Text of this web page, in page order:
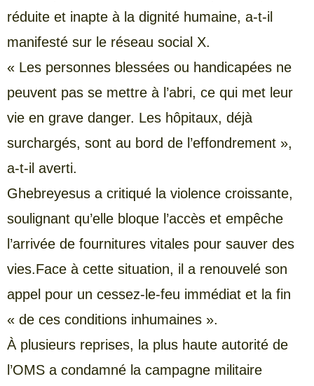
réduite et inapte à la dignité humaine, a-t-il
manifesté sur le réseau social X.
« Les personnes blessées ou handicapées ne
peuvent pas se mettre à l’abri, ce qui met leur
vie en grave danger. Les hôpitaux, déjà
surchargés, sont au bord de l’effondrement »,
a-t-il averti.
Ghebreyesus a critiqué la violence croissante,
soulignant qu’elle bloque l’accès et empêche
l’arrivée de fournitures vitales pour sauver des
vies.Face à cette situation, il a renouvelé son
appel pour un cessez-le-feu immédiat et la fin
« de ces conditions inhumaines ».
À plusieurs reprises, la plus haute autorité de
l’OMS a condamné la campagne militaire